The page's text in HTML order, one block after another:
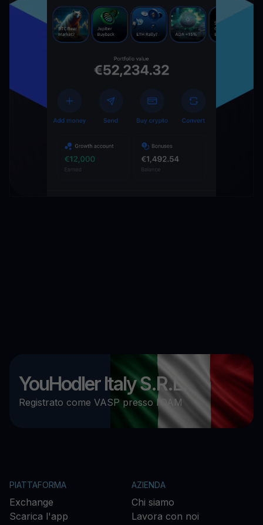
YouHodler Italy S.R.L.
Registrato come VASP presso l’OAM
PIATTAFORMA
Exchange
Scarica l'app
AZIENDA
Chi siamo
Lavora con noi